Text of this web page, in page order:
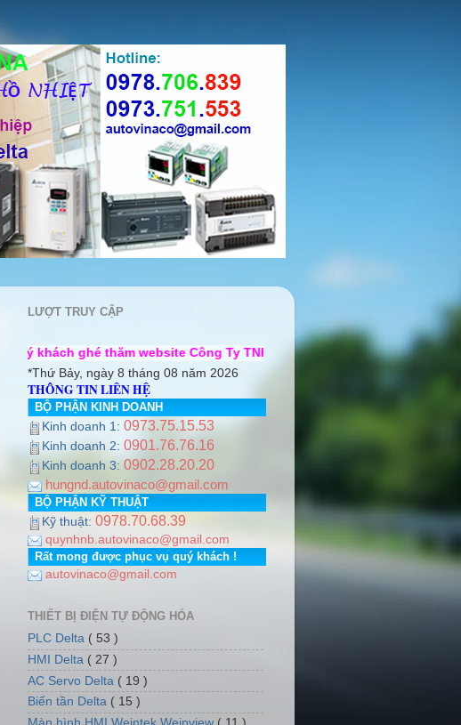
VINA. Hotline 0978.706.839 / 0973.751.553
Huyện Gia Lâm, Thành phố Hà Nội. PGD: Số nhà 7, dãy 5, tổ dân
LƯỢT TRUY CẬP
thăm website Công Ty TNHH Cơ điện Auto Vina ++ Chúng tôi rất mong
*Thứ Bảy, ngày 8 tháng 08 năm 2026
THÔNG TIN LIÊN HỆ
BỘ PHẬN KINH DOANH
Kinh doanh 1: 0973.75.15.53
Kinh doanh 2: 0901.76.76.16
Kinh doanh 3: 0902.28.20.20
hungnd.autovinaco@gmail.com
BỘ PHẬN KỸ THUẬT
Kỹ thuật: 0978.70.68.39
quynhnb.autovinaco@gmail.com
Rất mong được phục vụ quý khách !
autovinaco@gmail.com
THIẾT BỊ ĐIỆN TỰ ĐỘNG HÓA
PLC Delta ( 53 )
HMI Delta ( 27 )
AC Servo Delta ( 19 )
Biến tần Delta ( 15 )